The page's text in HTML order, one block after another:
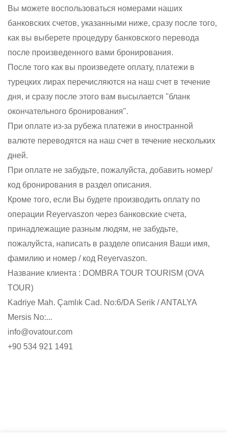
Вы можете воспользоваться номерами наших
банковских счетов, указанными ниже, сразу после того,
как вы выберете процедуру банковского перевода
после произведенного вами бронирования.
После того как вы произведете оплату, платежи в
турецких лирах перечисляются на наш счет в течение
дня, и сразу после этого вам высылается "бланк
окончательного бронирования".
При оплате из-за рубежа платежи в иностранной
валюте переводятся на наш счет в течение нескольких
дней.
При оплате не забудьте, пожалуйста, добавить номер/
код бронирования в раздел описания.
Кроме того, если Вы будете производить оплату по
операции Reyervaszon через банковские счета,
принадлежащие разным людям, не забудьте,
пожалуйста, написать в разделе описания Ваши имя,
фамилию и номер / код Reyervaszon.
Название клиента : DOMBRA TOUR TOURISM (OVA
TOUR)
Kadriye Mah. Çamlık Cad. No:6/DA Serik / ANTALYA
Mersis No:...
info@ovatour.com
+90 534 921 1491